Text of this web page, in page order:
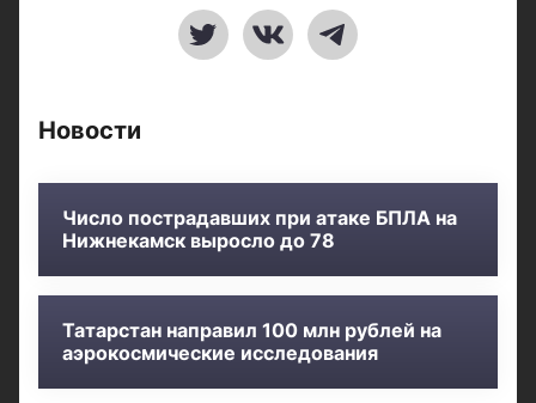
Новости
Число пострадавших при атаке БПЛА на
Нижнекамск выросло до 78
Татарстан направил 100 млн рублей на
аэрокосмические исследования